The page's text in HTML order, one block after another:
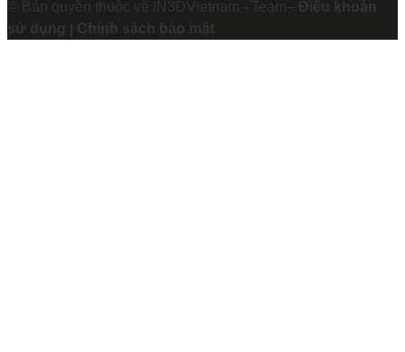
© Bản quyền thuộc về IN3DVietnam - Team– Điều khoản
sử dụng | Chính sách bảo mật